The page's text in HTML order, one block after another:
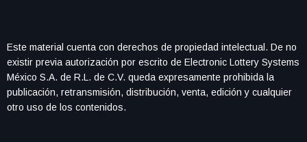
Este material cuenta con derechos de propiedad intelectual. De no
existir previa autorización por escrito de Electronic Lottery Systems
México S.A. de R.L. de C.V. queda expresamente prohibida la
publicación, retransmisión, distribución, venta, edición y cualquier
otro uso de los contenidos.